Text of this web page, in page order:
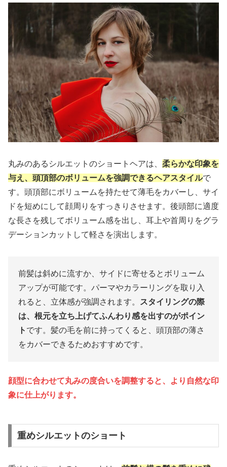
丸みのあるシルエットのショートヘアは、 柔らかな印象を
与え、頭頂部のボリュームを強調できるヘアスタイルで
す。頭頂部にボリュームを持たせて薄毛をカバーし、サイ
ドを短めにして顔周りをすっきりさせます。後頭部に適度
な長さを残してボリューム感を出し、耳上や首周りをグラ
デーションカットして軽さを演出します。
前髪は斜めに流すか、サイドに寄せるとボリューム
アップが可能です。パーマやカラーリングを取り入
れると、立体感が強調されます。
スタイリングの際
は、根元を立ち上げてふんわり感を出すのがポイン
ト です。髪の毛を前に持ってくると、頭頂部の薄さ
をカバーできるためおすすめです。
顔型に合わせて丸みの度合いを調整すると、より自然な印
象に仕上がります。
重めシルエットのショート